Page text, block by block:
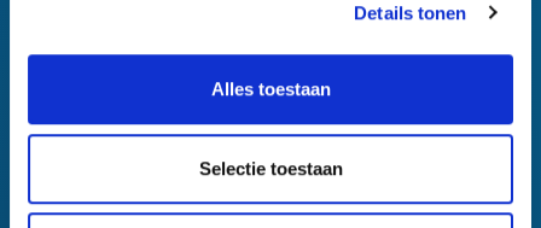
Details tonen
Alles toestaan
Selectie toestaan
de bezoeker
over
paginavragen
cookiestatus van
de gebruiker op